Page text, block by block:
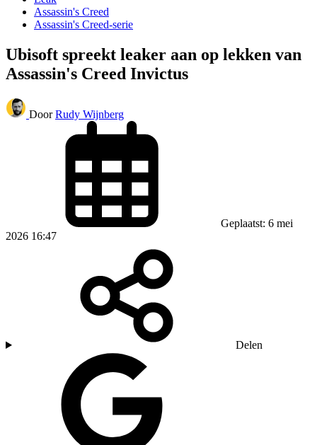
Assassin's Creed
Assassin's Creed-serie
Ubisoft spreekt leaker aan op lekken van
Assassin's Creed Invictus
Door Rudy Wijnberg
Geplaatst: 6 mei
2026 16:47
Delen